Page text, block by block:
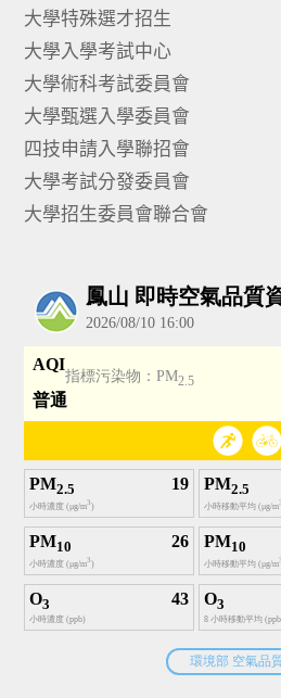
大學特殊選才招生
大學入學考試中心
大學術科考試委員會
大學甄選入學委員會
四技申請入學聯招會
大學考試分發委員會
大學招生委員會聯合會